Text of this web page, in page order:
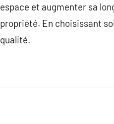
espace et augmenter sa
propriété. En choisissant
qualité.